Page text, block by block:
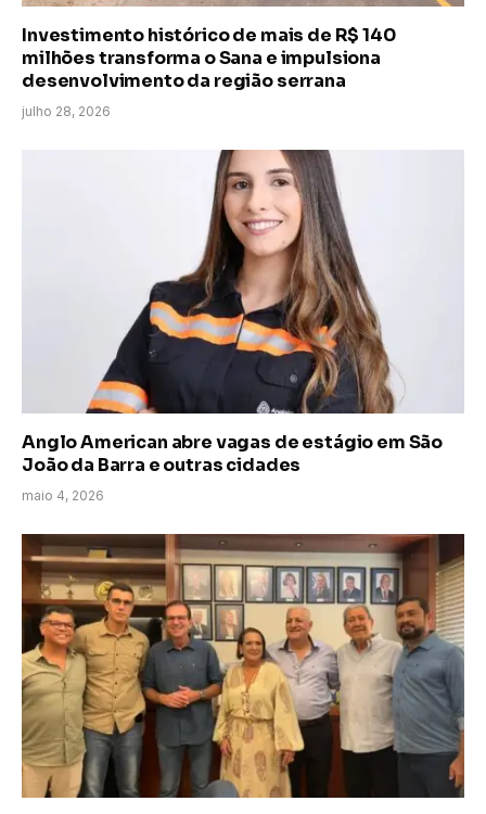
Investimento histórico de mais de R$ 140
milhões transforma o Sana e impulsiona
desenvolvimento da região serrana
julho 28, 2026
Anglo American abre vagas de estágio em São
João da Barra e outras cidades
maio 4, 2026